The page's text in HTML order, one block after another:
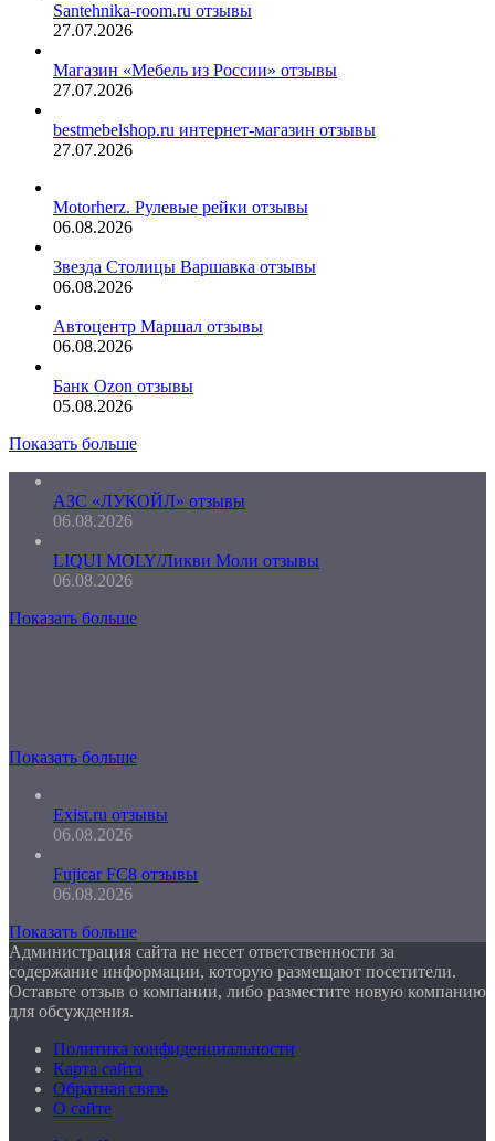
Santehnika-room.ru отзывы
27.07.2026
Магазин «Мебель из России» отзывы
27.07.2026
bestmebelshop.ru интернет-магазин отзывы
27.07.2026
Motorherz. Рулевые рейки отзывы
06.08.2026
Звезда Столицы Варшавка отзывы
06.08.2026
Автоцентр Маршал отзывы
06.08.2026
Банк Ozon отзывы
05.08.2026
Показать больше
АЗС «ЛУКОЙЛ» отзывы
06.08.2026
LIQUI MOLY/Ликви Моли отзывы
06.08.2026
Показать больше
Показать больше
Exist.ru отзывы
06.08.2026
Fujicar FC8 отзывы
06.08.2026
Показать больше
Администрация сайта не несет ответственности за
содержание информации, которую размещают посетители.
Оставьте отзыв о компании, либо разместите новую компанию
для обсуждения.
Политика конфиденциальности
Карта сайта
Обратная связь
О сайте